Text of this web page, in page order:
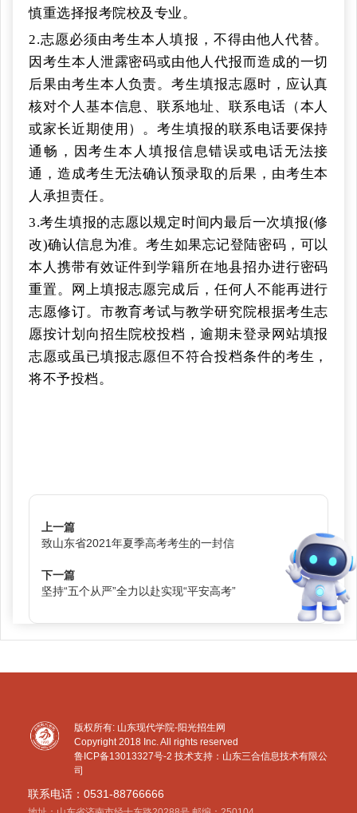
慎重选择报考院校及专业。
2.志愿必须由考生本人填报，不得由他人代替。
因考生本人泄露密码或由他人代报而造成的一切
后果由考生本人负责。考生填报志愿时，应认真
核对个人基本信息、联系地址、联系电话（本人
或家长近期使用）。考生填报的联系电话要保持
通畅，因考生本人填报信息错误或电话无法接
通，造成考生无法确认预录取的后果，由考生本
人承担责任。
3.考生填报的志愿以规定时间内最后一次填报(修
改)确认信息为准。考生如果忘记登陆密码，可以
本人携带有效证件到学籍所在地县招办进行密码
重置。网上填报志愿完成后，任何人不能再进行
志愿修订。市教育考试与教学研究院根据考生志
愿按计划向招生院校投档，逾期未登录网站填报
志愿或虽已填报志愿但不符合投档条件的考生，
将不予投档。
上一篇
致山东省2021年夏季高考考生的一封信
下一篇
坚持“五个从严”全力以赴实现“平安高考”
版权所有: 山东现代学院-阳光招生网
Copyright 2018 Inc. All rights reserved
鲁ICP备13013327号-2技术支持：山东三合信息技术有限公
司
联系电话：0531-88766666